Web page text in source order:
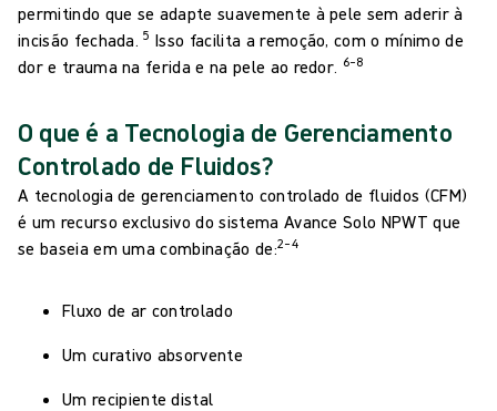
permitindo que se adapte suavemente à pele sem aderir à
incisão fechada.5 Isso facilita a remoção, com o mínimo de
dor e trauma na ferida e na pele ao redor. 6–8
O que é a Tecnologia de Gerenciamento
Controlado de Fluidos?
A tecnologia de gerenciamento controlado de fluidos (CFM)
é um recurso exclusivo do sistema Avance Solo NPWT que
se baseia em uma combinação de:2–4
Fluxo de ar controlado
Um curativo absorvente
Um recipiente distal